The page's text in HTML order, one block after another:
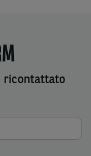
ricontattato